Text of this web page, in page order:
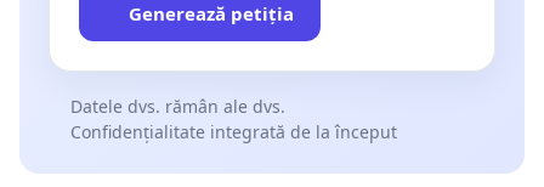
Generează petiția
Datele dvs. rămân ale dvs.
Confidențialitate integrată de la început